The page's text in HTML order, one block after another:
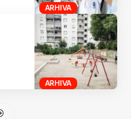
ARHIVA
ARHIVA